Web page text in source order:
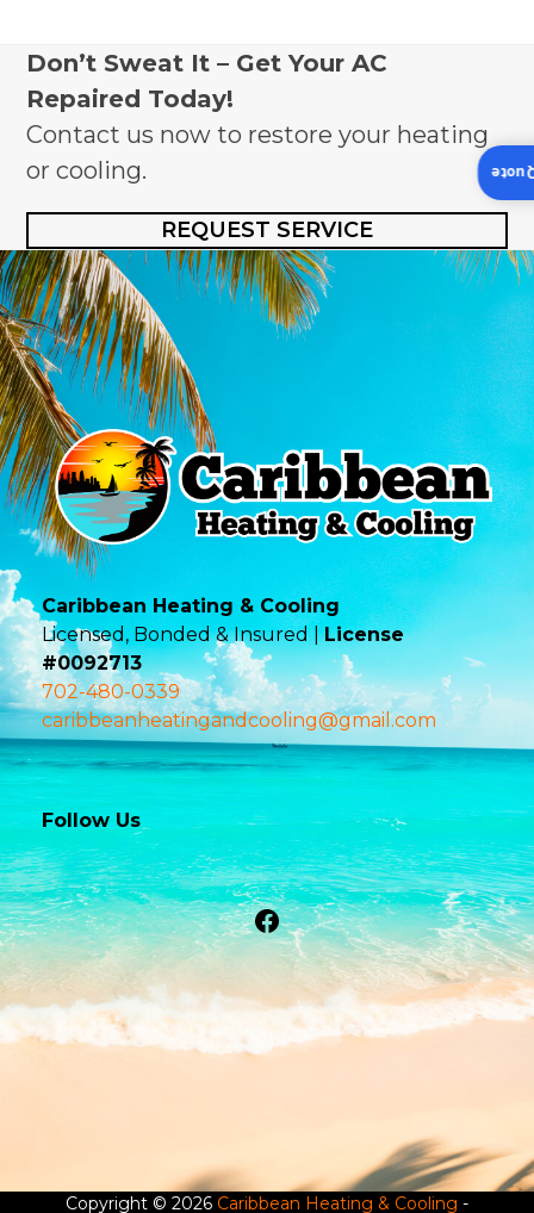
Don’t Sweat It – Get Your AC
Repaired Today!
Contact us now to restore your heating
or cooling.
REQUEST SERVICE
Caribbean Heating & Cooling
Licensed, Bonded & Insured |License
#0092713
702-480-0339
caribbeanheatingandcooling@gmail.com
Follow Us
Facebook
Copyright © 2026 Caribbean Heating & Cooling -